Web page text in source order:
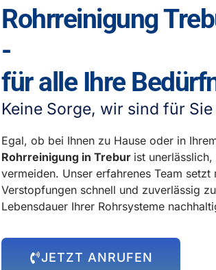
Rohrreinigung
-
für alle Ihre
Keine Sorge, wir sind für Sie
Egal, ob bei Ihnen zu Hause oder in
Rohrreinigung in Trebur ist
vermeiden. Unser erfahrenes Team
Verstopfungen schnell und zuverlässig
Lebensdauer Ihrer Rohrsysteme
JETZT ANRUFEN